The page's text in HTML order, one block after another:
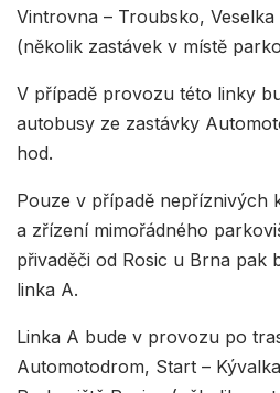
Vintrovna – Troubsko,
(několik zastávek v místě
V případě provozu této linky
autobusy ze zastávky
hod.
Pouze v případě nepříznivých
a zřízení mimořádného
přivaděči od Rosic u Brna pak
linka A.
Linka A bude v provozu po
Automotodrom, Start –